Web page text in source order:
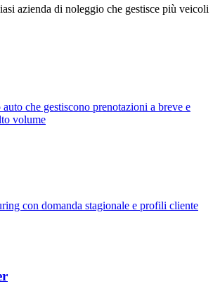
azienda di noleggio che gestisce più veicoli
che gestiscono prenotazioni a breve e
volume
con domanda stagionale e profili cliente